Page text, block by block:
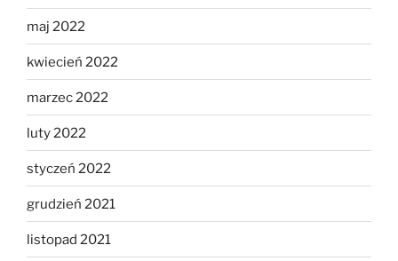
maj 2022
kwiecień 2022
marzec 2022
luty 2022
styczeń 2022
grudzień 2021
listopad 2021